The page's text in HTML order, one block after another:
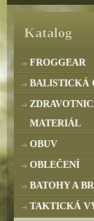
Katalog
FROGGEAR
BALISTICKÁ
MATERIÁL
OBUV
OBLEČENÍ
BATOHY A
TAKTICKÁ